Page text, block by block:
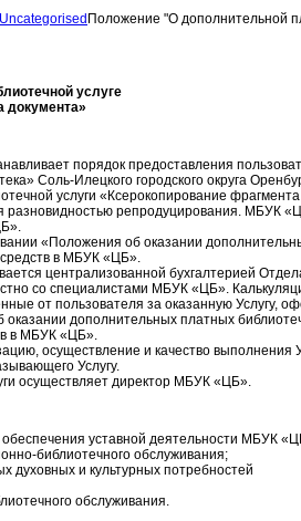
Uncategorised Положение "О дополнительной
услуге
документа»
порядок предоставления
Соль-Илецкого городского округа
услуги «Ксерокопирование
разновидностью репродуцирования. МБУК
«Положения об оказании
в МБУК «ЦБ».
централизованной бухгалтерией
со специалистами МБУК «ЦБ».
от пользователя за оказанную Услугу,
дополнительных платных
в МБУК «ЦБ».
осуществление и качество выполнения
Услугу.
осуществляет директор МБУК «ЦБ».
обеспечения уставной деятельности МБУК
библиотечного обслуживания;
духовных и культурных потребностей
обслуживания.